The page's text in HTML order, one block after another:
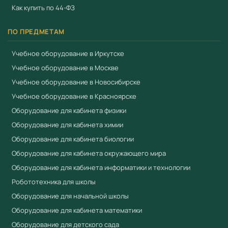
от 3 рабочих дней. Для расчёта коммерческого
fgostorg.ru@yandex.ru
Поставляется компаниейООО «Учебный Стандарт»
(ИНН 3801158281). Соответствует требованиям
Приказа 838 Минпросвещения. Работаем по 44-ФЗ и
223-ФЗ.
Смотрите также
Набор игл для швейной машины
Ножницы закройные
Оверлок
Как купить по 44-ФЗ
ПО ПРЕДМЕТАМ
Учебное оборудование в Иркутске
Учебное оборудование в Москве
Учебное оборудование в Новосибирске
Учебное оборудование в Красноярске
Оборудование для кабинета физики
Оборудование для кабинета химии
Оборудование для кабинета биологии
Оборудование для кабинета окружающего мира
Оборудование для кабинета информатики и технологии
Робототехника для школы
Оборудование для начальной школы
Оборудование для кабинета математики
Оборудование для детского сада